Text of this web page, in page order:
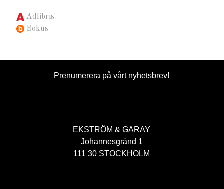
Adlibris
Bokus
Prenumerera på vårt nyhetsbrev!
EKSTRÖM & GARAY
Johannesgränd 1
111 30 STOCKHOLM